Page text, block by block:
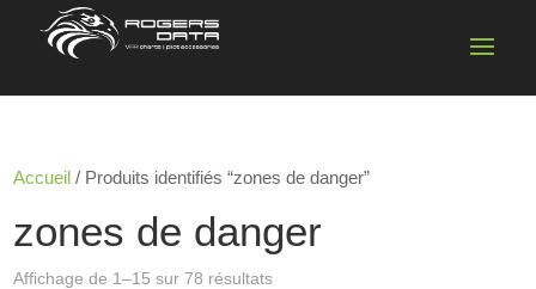
Accueil / Produits identifiés “zones de danger”
zones de danger
Affichage de 1–15 sur 78 résultatsTrié